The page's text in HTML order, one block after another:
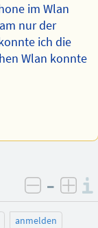
im Wlan
nur der
ich die
Wlan konnte
negativ
–
anmelden